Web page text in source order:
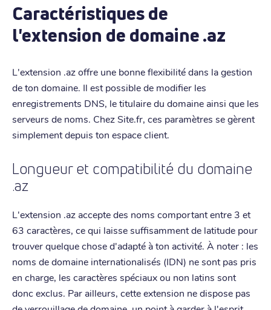
Caractéristiques de
l'extension de domaine .az
L'extension .az offre une bonne flexibilité dans la gestion
de ton domaine. Il est possible de modifier les
enregistrements DNS, le titulaire du domaine ainsi que les
serveurs de noms. Chez Site.fr, ces paramètres se gèrent
simplement depuis ton espace client.
Longueur et compatibilité du domaine
.az
L'extension .az accepte des noms comportant entre 3 et
63 caractères, ce qui laisse suffisamment de latitude pour
trouver quelque chose d'adapté à ton activité. À noter : les
noms de domaine internationalisés (IDN) ne sont pas pris
en charge, les caractères spéciaux ou non latins sont
donc exclus. Par ailleurs, cette extension ne dispose pas